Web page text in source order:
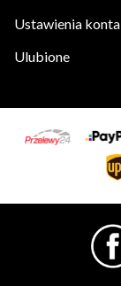
Ustawienia konta
Ulubione